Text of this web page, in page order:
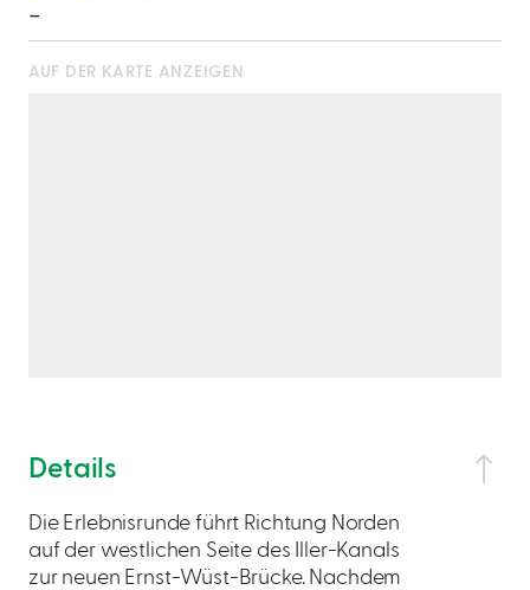
-
AUF DER KARTE ANZEIGEN
Details
Die Erlebnisrunde führt Richtung Norden
auf der westlichen Seite des Iller-Kanals
zur neuen Ernst-Wüst-Brücke. Nachdem